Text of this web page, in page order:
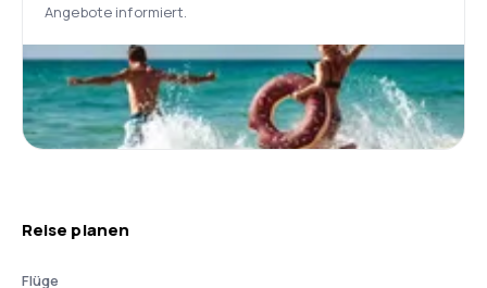
Angebote informiert.
Reise planen
Flüge